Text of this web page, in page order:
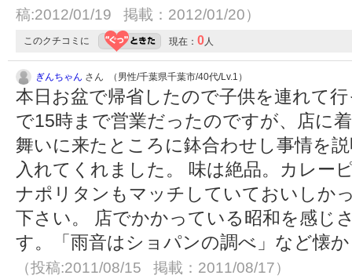
稿:2012/01/19 掲載：2012/01/20）
このクチコミに 現在： 0人
ぎんちゃん さん （男性/千葉県千葉市/40代/Lv.1）
本日お盆で帰省したので子供を連れて
で15時まで営業だったのですが、店に
舞いに来たところに鉢合わせし事情を
入れてくれました。 味は絶品。カレー
ナポリタンもマッチしていておいしか
下さい。 店でかかっている昭和を感じ
す。「雨音はショパンの調べ」など懐
（投稿:2011/08/15 掲載：2011/08/17）